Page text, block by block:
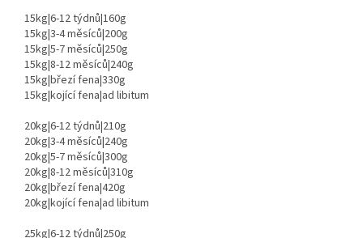
15kg|6-12 týdnů|160g
15kg|3-4 měsíců|200g
15kg|5-7 měsíců|250g
15kg|8-12 měsíců|240g
15kg|březí fena|330g
15kg|kojící fena|ad libitum
20kg|6-12 týdnů|210g
20kg|3-4 měsíců|240g
20kg|5-7 měsíců|300g
20kg|8-12 měsíců|310g
20kg|březí fena|420g
20kg|kojící fena|ad libitum
25kg|6-12 týdnů|250g